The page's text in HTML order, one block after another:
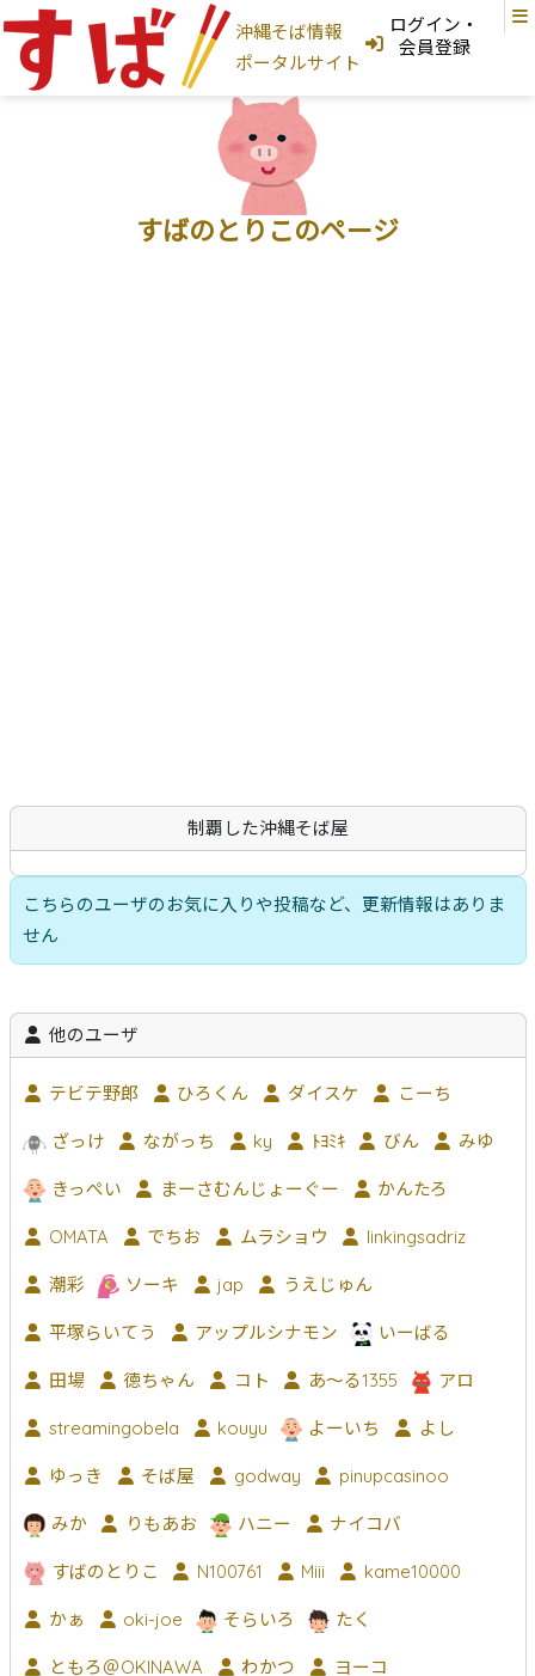
沖縄そば情報
ポータルサイト
フリーワード検索
ログイン・
会員登録
ログインはこちら
すばのとりこのページ
制覇した沖縄そば屋
こちらのユーザのお気に入りや投稿など、更新情報はありま
せん
他のユーザ
テビテ野郎 ひろくん ダイスケ こーち
ざっけ ながっち ky ﾄﾖﾐｷ びん みゆ
きっぺい まーさむんじょーぐー かんたろ
OMATA でちお ムラショウ linkingsadriz
潮彩 ソーキ jap うえじゅん
平塚らいてう アップルシナモン いーばる
田場 徳ちゃん コト あ〜る1355 アロ
streamingobela kouyu よーいち よし
ゆっき そば屋 godway pinupcasinoo
みか りもあお ハニー ナイコバ
すばのとりこ N100761 Miii kame10000
かぁ oki-joe そらいろ たく
ともろ＠OKINAWA わかつ ヨーコ